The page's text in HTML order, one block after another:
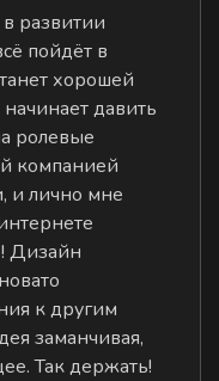
развитии
пойдёт в
хорошей
давить
ролевые
компанией
и лично мне
Дизайн
к другим
заманчивая,
Так держать!